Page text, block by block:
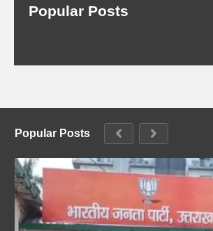
Popular Posts
Popular Posts